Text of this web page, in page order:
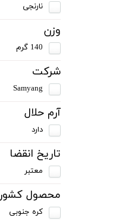
نارنجی
وزن
140 گرم
شرکت
Samyang
آرم حلال
دارد
تاریخ انقضا
معتبر
محصول کشور
کره جنوبی